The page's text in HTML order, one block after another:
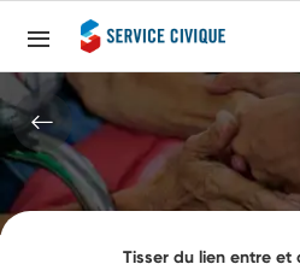
Tisser du lien entre et